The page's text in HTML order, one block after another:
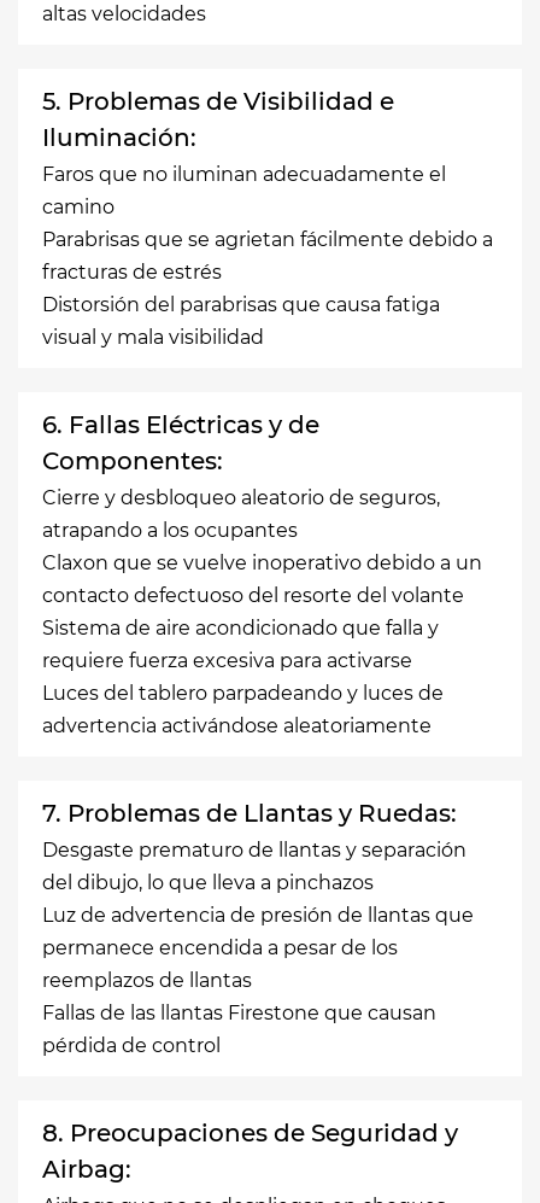
altas velocidades
5. Problemas de Visibilidad e
Iluminación:
Faros que no iluminan adecuadamente el
camino
Parabrisas que se agrietan fácilmente debido a
fracturas de estrés
Distorsión del parabrisas que causa fatiga
visual y mala visibilidad
6. Fallas Eléctricas y de
Componentes:
Cierre y desbloqueo aleatorio de seguros,
atrapando a los ocupantes
Claxon que se vuelve inoperativo debido a un
contacto defectuoso del resorte del volante
Sistema de aire acondicionado que falla y
requiere fuerza excesiva para activarse
Luces del tablero parpadeando y luces de
advertencia activándose aleatoriamente
7. Problemas de Llantas y Ruedas:
Desgaste prematuro de llantas y separación
del dibujo, lo que lleva a pinchazos
Luz de advertencia de presión de llantas que
permanece encendida a pesar de los
reemplazos de llantas
Fallas de las llantas Firestone que causan
pérdida de control
8. Preocupaciones de Seguridad y
Airbag: